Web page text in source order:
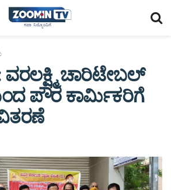
ಚಾರಿಟೇಬಲ್
ಪೌರ ಕಾರ್ಮಿಕರಿಗೆ